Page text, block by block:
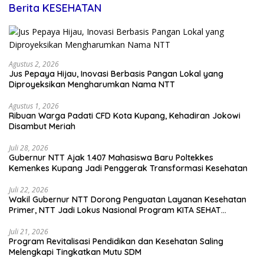
Berita KESEHATAN
Agustus 2, 2026
Jus Pepaya Hijau, Inovasi Berbasis Pangan Lokal yang
Diproyeksikan Mengharumkan Nama NTT
Agustus 1, 2026
Ribuan Warga Padati CFD Kota Kupang, Kehadiran Jokowi
Disambut Meriah
Juli 28, 2026
Gubernur NTT Ajak 1.407 Mahasiswa Baru Poltekkes
Kemenkes Kupang Jadi Penggerak Transformasi Kesehatan
Juli 22, 2026
Wakil Gubernur NTT Dorong Penguatan Layanan Kesehatan
Primer, NTT Jadi Lokus Nasional Program KITA SEHAT
Juli 21, 2026
Program Revitalisasi Pendidikan dan Kesehatan Saling
Melengkapi Tingkatkan Mutu SDM